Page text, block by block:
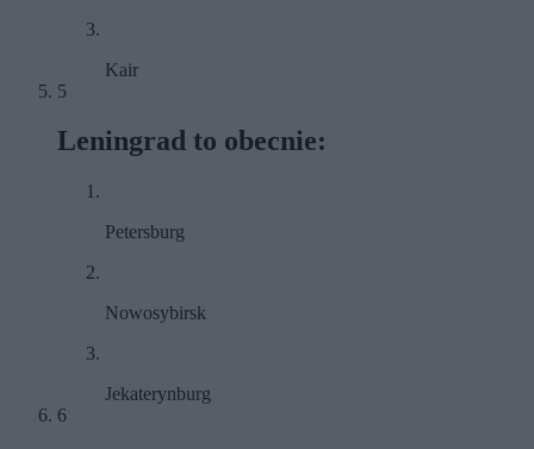
Kair
5
Leningrad to obecnie:
Petersburg
Nowosybirsk
Jekaterynburg
6